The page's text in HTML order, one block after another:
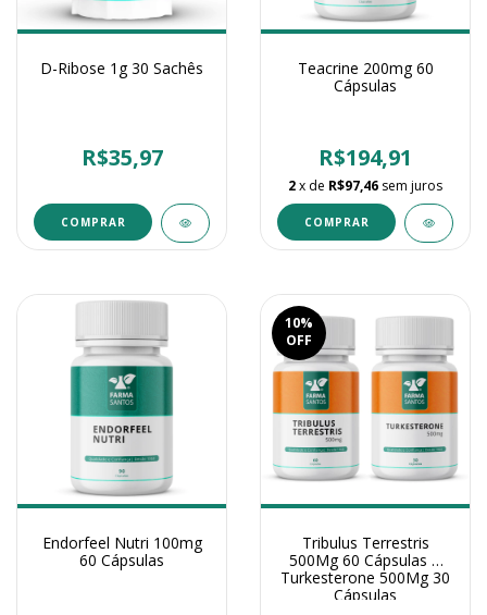
D-Ribose 1g 30 Sachês
R$35,97
Teacrine 200mg 60
Cápsulas
R$194,91
2x de R$97,46 sem juros
Endorfeel Nutri 100mg
60 Cápsulas
10%
OFF
Tribulus Terrestris
500Mg 60 Cápsulas +
Turkesterone 500Mg 30
Cápsulas